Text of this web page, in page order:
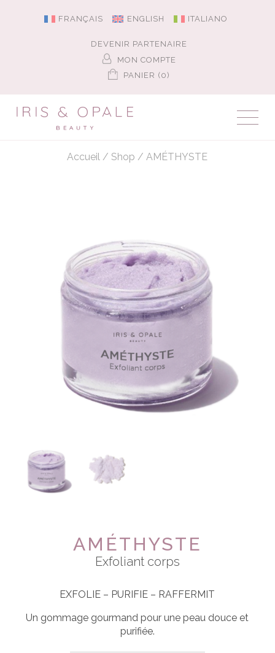
FRANÇAIS ENGLISH ITALIANO
DEVENIR PARTENAIRE
MON COMPTE
PANIER (0)
Accueil / Shop /AMÉTHYSTE
AMÉTHYSTE
Exfoliant corps
EXFOLIE – PURIFIE – RAFFERMIT
Un gommage gourmand pour une peau douce et
purifiée.